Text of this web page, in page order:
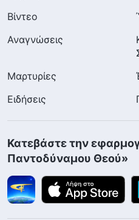
Βίντεο
Αναγνώσεις
Μαρτυρίες
Ειδήσεις
Κατεβάστε την
Παντοδύναμου Θεού»